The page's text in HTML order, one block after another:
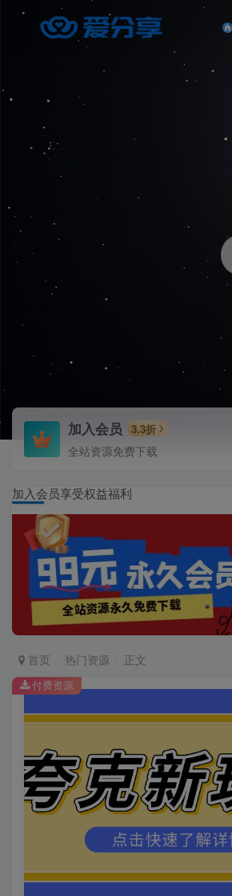
加入会员 3.3折
全站资源免费下载
加入会员享受权益福利
首页 热门资源 正文
付费资源